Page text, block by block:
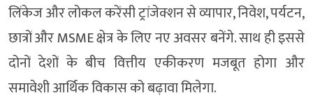
लिंकेज और लोकल करेंसी ट्रांजेक्शन से व्यापार, निवेश, पर्यटन,
छात्रों और MSME क्षेत्र के लिए नए अवसर बनेंगे. साथ ही इससे
दोनों देशों के बीच वित्तीय एकीकरण मजबूत होगा और
समावेशी आर्थिक विकास को बढ़ावा मिलेगा.